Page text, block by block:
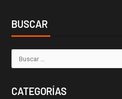
BUSCAR
CATEGORÍAS